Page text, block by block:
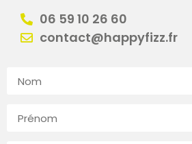
06 59 10 26 60
contact@happyfizz.fr